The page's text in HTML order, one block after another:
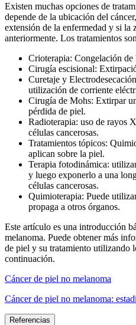
Existen muchas opciones de
depende de la ubicación del
extensión de la enfermedad y si la
anteriormente. Los tratamientos
Crioterapia: Congelación
Cirugía escisional:
Curetaje y
utilización de corriente
Cirugía de Mohs: Extirpar
pérdida de piel.
Radioterapia: uso de rayos
células cancerosas.
Tratamientos tópicos:
aplican sobre la piel.
Terapia fotodinámica:
y luego exponerlo a una
células cancerosas.
Quimioterapia: Puede
propaga a otros órganos.
Este artículo es una introducción
melanoma. Puede obtener más
de piel y su tratamiento utilizando
continuación.
Cáncer de piel no melanoma
Cáncer de piel no melanoma:
Referencias